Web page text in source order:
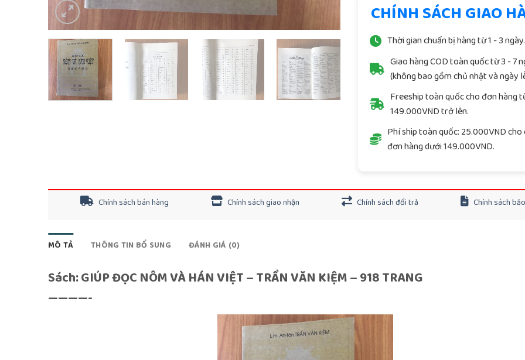
CHÍNH SÁCH GIAO
Thời gian chuẩn bị hàng từ 1 - 3 ngày.
Giao hàng COD toàn quốc từ 3 - 7
(không bao gồm chủ nhật và ngày
Freeship toàn quốc cho đơn hàng
149.000VND trở lên.
Phí ship toàn quốc: 25.000VND cho
đơn hàng dưới 149.000VND.
Chính sách bán hàng Chính sách giao nhận Chính sách đổi trả Chính sách
MÔ TẢ THÔNG TIN BỔ SUNG ĐÁNH GIÁ (0)
Sách: GIÚP ĐỌC NÔM VÀ HÁN VIỆT – TRẦN VĂN KIỆM – 918 TRANG
————-